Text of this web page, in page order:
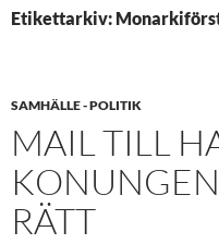
Etikettarkiv:
SAMHÄLLE - POLITIK
MAIL TILL
RÄTT